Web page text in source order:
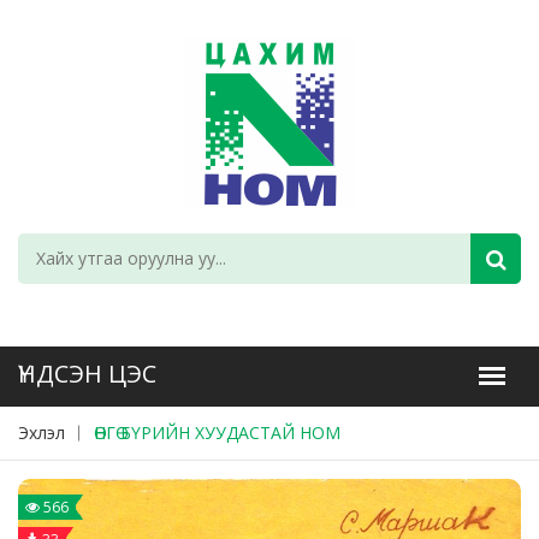
Эхлэл ӨНГӨ БҮРИЙН ХУУДАСТАЙ НОМ
566